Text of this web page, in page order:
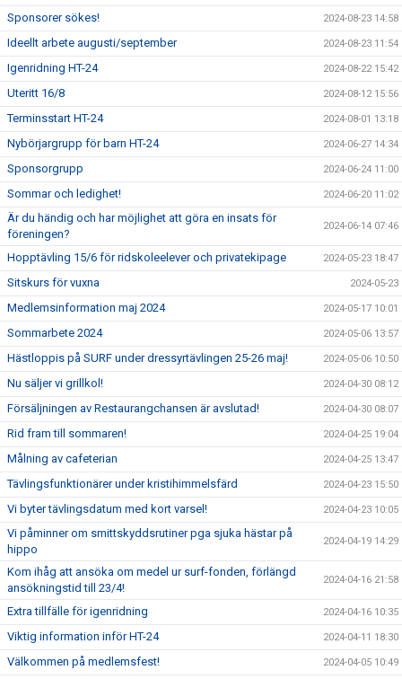
Sponsorer sökes! 2024-08-23 14:58
Ideellt arbete augusti/september 2024-08-23 11:54
Igenridning HT-24 2024-08-22 15:42
Uteritt 16/8 2024-08-12 15:56
Terminsstart HT-24 2024-08-01 13:18
Nybörjargrupp för barn HT-24 2024-06-27 14:34
Sponsorgrupp 2024-06-24 11:00
Sommar och ledighet! 2024-06-20 11:02
Är du händig och har möjlighet att göra en insats för
föreningen?
2024-06-14 07:46
Hopptävling 15/6 för ridskoleelever och privatekipage 2024-05-23 18:47
Sitskurs för vuxna 2024-05-23
Medlemsinformation maj 2024 2024-05-17 10:01
Sommarbete 2024 2024-05-06 13:57
Hästloppis på SURF under dressyrtävlingen 25-26 maj! 2024-05-06 10:50
Nu säljer vi grillkol! 2024-04-30 08:12
Försäljningen av Restaurangchansen är avslutad! 2024-04-30 08:07
Rid fram till sommaren! 2024-04-25 19:04
Målning av cafeterian 2024-04-25 13:47
Tävlingsfunktionärer under kristihimmelsfärd 2024-04-23 15:50
Vi byter tävlingsdatum med kort varsel! 2024-04-23 10:05
Vi påminner om smittskyddsrutiner pga sjuka hästar på
hippo
2024-04-19 14:29
Kom ihåg att ansöka om medel ur surf-fonden, förlängd
ansökningstid till 23/4!
2024-04-16 21:58
Extra tillfälle för igenridning 2024-04-16 10:35
Viktig information inför HT-24 2024-04-11 18:30
Välkommen på medlemsfest! 2024-04-05 10:49